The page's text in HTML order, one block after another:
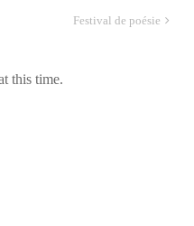
Festival de poésie
this time.